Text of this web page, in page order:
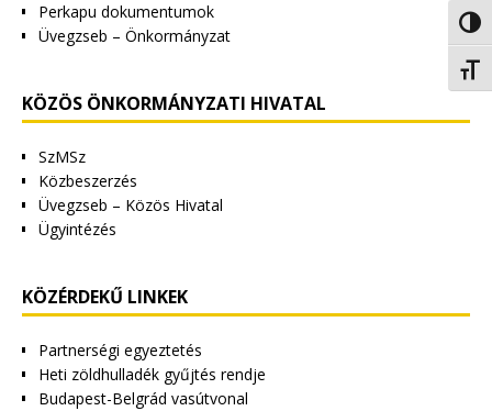
Perkapu dokumentumok
Üvegzseb – Önkormányzat
KÖZÖS ÖNKORMÁNYZATI HIVATAL
SzMSz
Közbeszerzés
Üvegzseb – Közös Hivatal
Ügyintézés
KÖZÉRDEKŰ LINKEK
Partnerségi egyeztetés
Heti zöldhulladék gyűjtés rendje
Budapest-Belgrád vasútvonal